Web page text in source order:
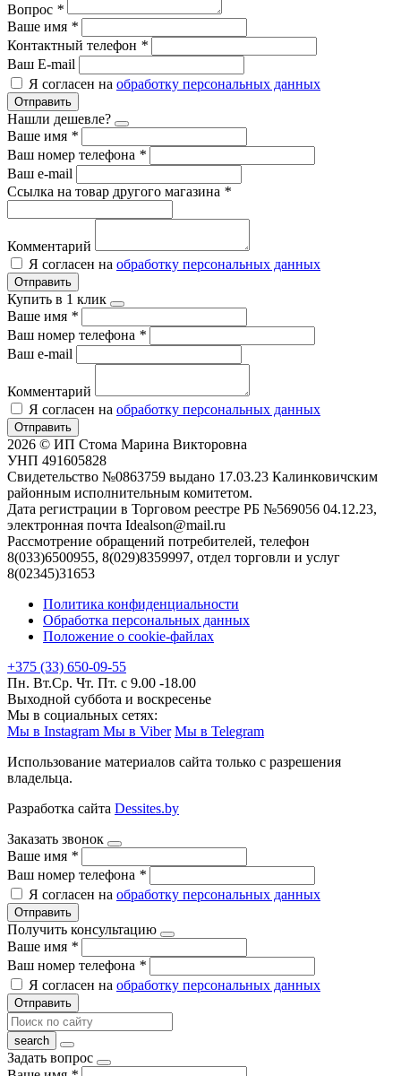
Вопрос *
Ваше имя *
Контактный телефон *
Ваш E-mail
Я согласен на обработку персональных данных
Отправить
Нашли дешевле?
Ваше имя *
Ваш номер телефона *
Ваш e-mail
Ссылка на товар другого магазина *
Комментарий
Я согласен на обработку персональных данных
Отправить
Купить в 1 клик
Ваше имя *
Ваш номер телефона *
Ваш e-mail
Комментарий
Я согласен на обработку персональных данных
Отправить
2026 © ИП Стома Марина Викторовна
УНП 491605828
Свидетельство №0863759 выдано 17.03.23 Калинковичским
районным исполнительным комитетом.
Дата регистрации в Торговом реестре РБ №569056 04.12.23,
электронная почта Idealson@mail.ru
Рассмотрение обращений потребителей, телефон
8(033)6500955, 8(029)8359997, отдел торговли и услуг
8(02345)31653
Политика конфиденциальности
Обработка персональных данных
Положение о cookie-файлах
+375 (33) 650-09-55
Пн. Вт.Ср. Чт. Пт. с 9.00 -18.00
Выходной суббота и воскресенье
Мы в социальных сетях:
Мы в Instagram Мы в Viber Мы в Telegram
Использование материалов сайта только с разрешения
владельца.
Разработка сайта Dessites.by
Заказать звонок
Ваше имя *
Ваш номер телефона *
Я согласен на обработку персональных данных
Отправить
Получить консультацию
Ваше имя *
Ваш номер телефона *
Я согласен на обработку персональных данных
Отправить
Задать вопрос